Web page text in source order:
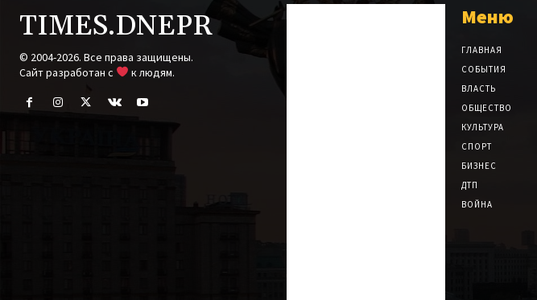
TIMES.DNEPR
© 2004-2026. Все права защищены.
Cайт разработан с
к людям.
Меню
ГЛАВНАЯ
СОБЫТИЯ
ВЛАСТЬ
ОБЩЕСТВО
КУЛЬТУРА
СПОРТ
БИЗНЕС
ДТП
ВОЙНА